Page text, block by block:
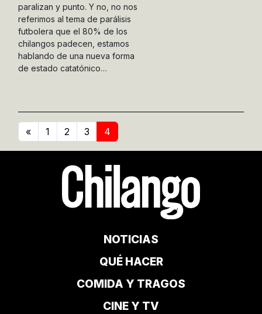
paralizan y punto. Y no, no nos
referimos al tema de parálisis
futbolera que el 80% de los
chilangos padecen, estamos
hablando de una nueva forma
de estado catatónico…
« 1 2 3 4
NOTICIAS
QUÉ HACER
COMIDA Y TRAGOS
CINE Y TV